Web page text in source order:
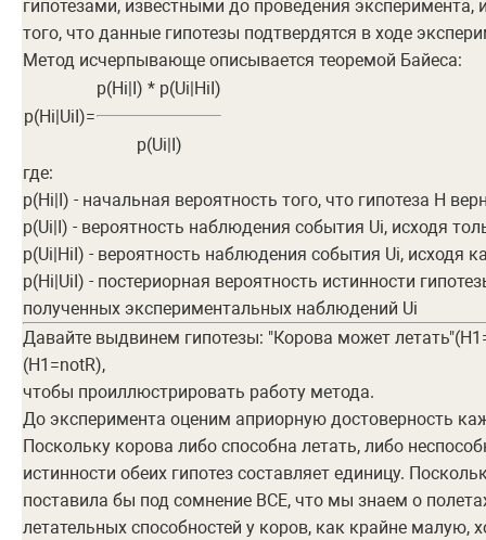
гипотезами, известными до проведения эксперимента,
того, что данные гипотезы подтвердятся в ходе
Метод исчерпывающе описывается теоремой Байеса:
p(Hi|I) * p(Ui|HiI)
p(Hi|UiI)=
p(Ui|I)
где:
p(Hi|I) - начальная вероятность того, что гипотеза H
p(Ui|I) - вероятность наблюдения события Ui, исходя
p(Ui|HiI) - вероятность наблюдения события Ui, исходя
p(Hi|UiI) - постериорная вероятность истинности
полученных экспериментальных наблюдений Ui
Давайте выдвинем гипотезы: "Корова может
(H1=notR),
чтобы проиллюстрировать работу метода.
До эксперимента оценим априорную достоверность
Поскольку корова либо способна летать, либо
истинности обеих гипотез составляет единицу.
поставила бы под сомнение ВСЕ, что мы знаем о
летательных способностей у коров, как крайне малую,